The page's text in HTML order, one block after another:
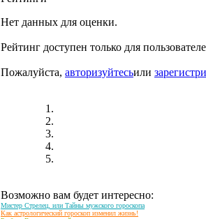
Нет данных для оценки.
Рейтинг доступен только для
Пожалуйста, авторизуйтесьили
Возможно вам будет интересно:
Мистер Стрелец, или Тайны мужского гороскопа
Как астрологический гороскоп изменил жизнь!